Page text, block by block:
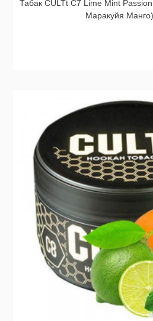
Табак CULTt C7 Lime Mint
Маракуйя